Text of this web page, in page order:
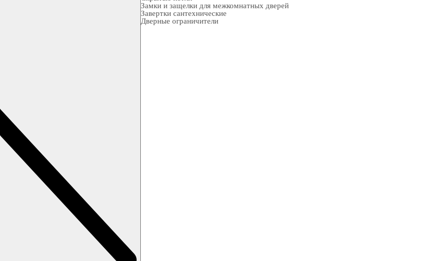
Замки и защелки для межкомнатных дверей
Завертки сантехнические
Дверные ограничители